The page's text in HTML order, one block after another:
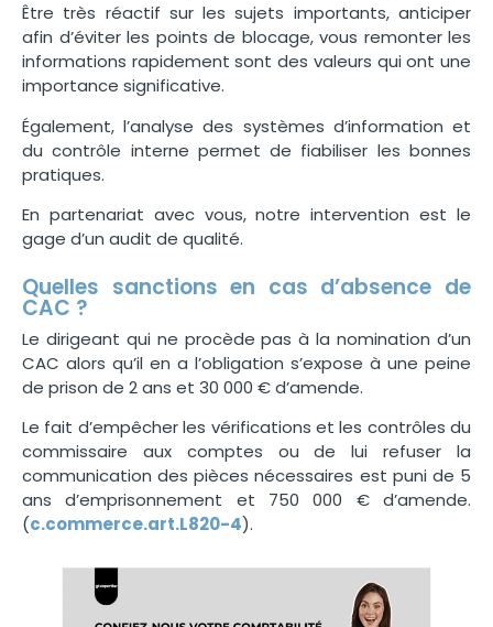
Être très réactif sur les sujets importants, anticiper
afin d’éviter les points de blocage, vous remonter les
informations rapidement sont des valeurs qui ont une
importance significative.
Également, l’analyse des systèmes d’information et
du contrôle interne permet de fiabiliser les bonnes
pratiques.
En partenariat avec vous, notre intervention est le
gage d’un audit de qualité.
Quelles sanctions en cas d’absence de
CAC ?
Le dirigeant qui ne procède pas à la nomination d’un
CAC alors qu’il en a l’obligation s’expose à une peine
de prison de 2 ans et 30 000 € d’amende.
Le fait d’empêcher les vérifications et les contrôles du
commissaire aux comptes ou de lui refuser la
communication des pièces nécessaires est puni de 5
ans d’emprisonnement et 750 000 € d’amende.
(c.commerce.art.L820-4).